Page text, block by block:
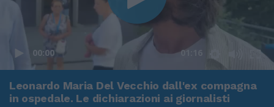
00:00 01:16
Leonardo Maria Del Vecchio dall'ex compagna
in ospedale. Le dichiarazioni ai giornalisti